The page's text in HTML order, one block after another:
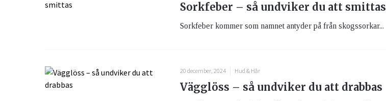
Sorkfeber – så undviker du att smittas
Sorkfeber kommer som namnet antyder på från skogssorkar...
20 december, 2024 Hud & Hår
Vägglöss – så undviker du att drabbas